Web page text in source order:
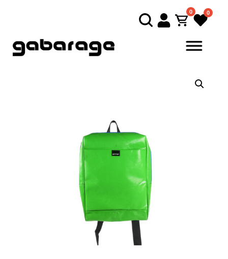
Direkt zum Inhalt springen
0 0